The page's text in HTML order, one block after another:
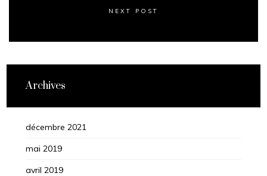
NEXT POST
Archives
décembre 2021
mai 2019
avril 2019